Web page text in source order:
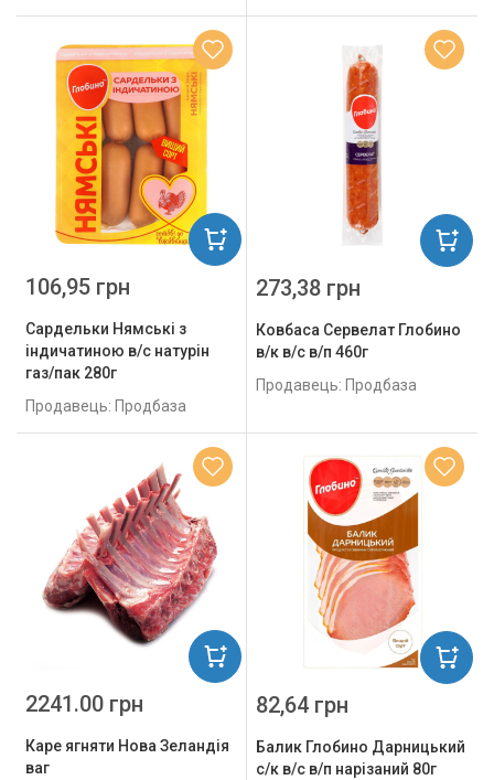
Сардельки Нямські з
індичатиною в/с натурін
газ/пак 280г
Продавець: Продбаза
106,95 грн
Ковбаса Сервелат Глобино
в/к в/с в/п 460г
Продавець: Продбаза
273,38 грн
Каре ягняти Нова Зеландія
ваг
2241.00 грн
Балик Глобино Дарницький
с/к в/с в/п нарізаний 80г
82,64 грн